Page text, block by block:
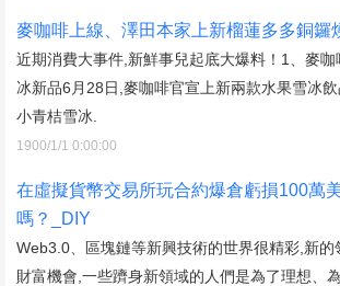
麥咖啡上線、澤田本家上新榴蓮多多銅鑼
近期消費大事件,新鮮事兒起底大爆料！1、麥
冰新品6月28日,麥咖啡官宣上新兩款水果雪冰飲
小青桔雪冰.
1900/1/1 0:00:00
在虛擬貨幣交易所玩合約爆倉虧損100萬
嗎？_DIY
Web3.0、區塊鏈等新興技術的世界很精彩,新的
財富機會,一些躋身新領域的人們是為了理想、